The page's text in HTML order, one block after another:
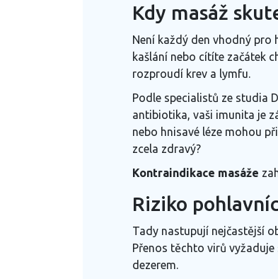
Kdy masáž
Není každý den vhodný
kašlání nebo cítíte začátek
rozproudí krev a lymfu.
Podle specialistů ze studia
antibiotika, vaši imunita je
nebo hnisavé léze mohou
zcela zdravý?
Kontraindikace masáže
Riziko
Tady nastupují nejčastější
Přenos těchto virů
dezerem.